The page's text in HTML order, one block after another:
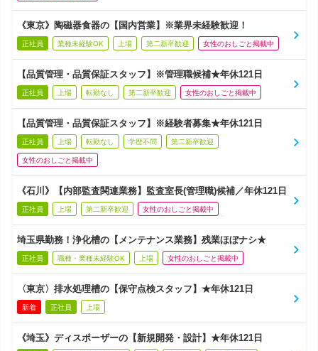
《東京》陶磁器食器の【国内営業】※業界未経験歓迎！
正社員 業種未経験OK 上場 第二新卒歓迎 女性のおしごと掲載中
【品質管理・品質保証スタッフ】※管理職候補★年休121日
正社員 上場 転勤なし 第二新卒歓迎 女性のおしごと掲載中
【品質管理・品質保証スタッフ】※経験者募集★年休121日
正社員 上場 転勤なし 学歴不問 第二新卒歓迎
女性のおしごと掲載中
《石川》【内部監査関連業務】監査室長(管理職)候補／年休121日
正社員 上場 第二新卒歓迎 女性のおしごと掲載中
埼玉県勤務！浄化槽の【メンテナンス業務】残業ほぼナシ★
正社員 職種・業種未経験OK 上場 女性のおしごと掲載中
〈東京〉排水処理槽の【保守点検スタッフ】★年休121日
新着 正社員 上場
《埼玉》ディスポーザーの【新規開発・設計】★年休121日